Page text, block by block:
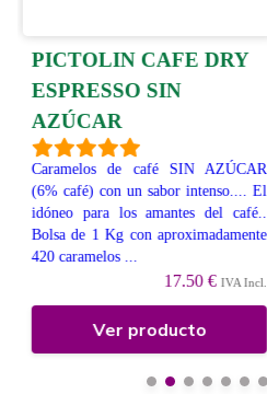
PICTOLIN CAFE DRY
ESPRESSO SIN
AZÚCAR
Caramelos de café SIN AZÚCAR
(6% café) con un sabor intenso.... El
idóneo para los amantes del café..
Bolsa de 1 Kg con aproximadamente
420 caramelos ...
17.50 € IVA Incl.
Ver producto